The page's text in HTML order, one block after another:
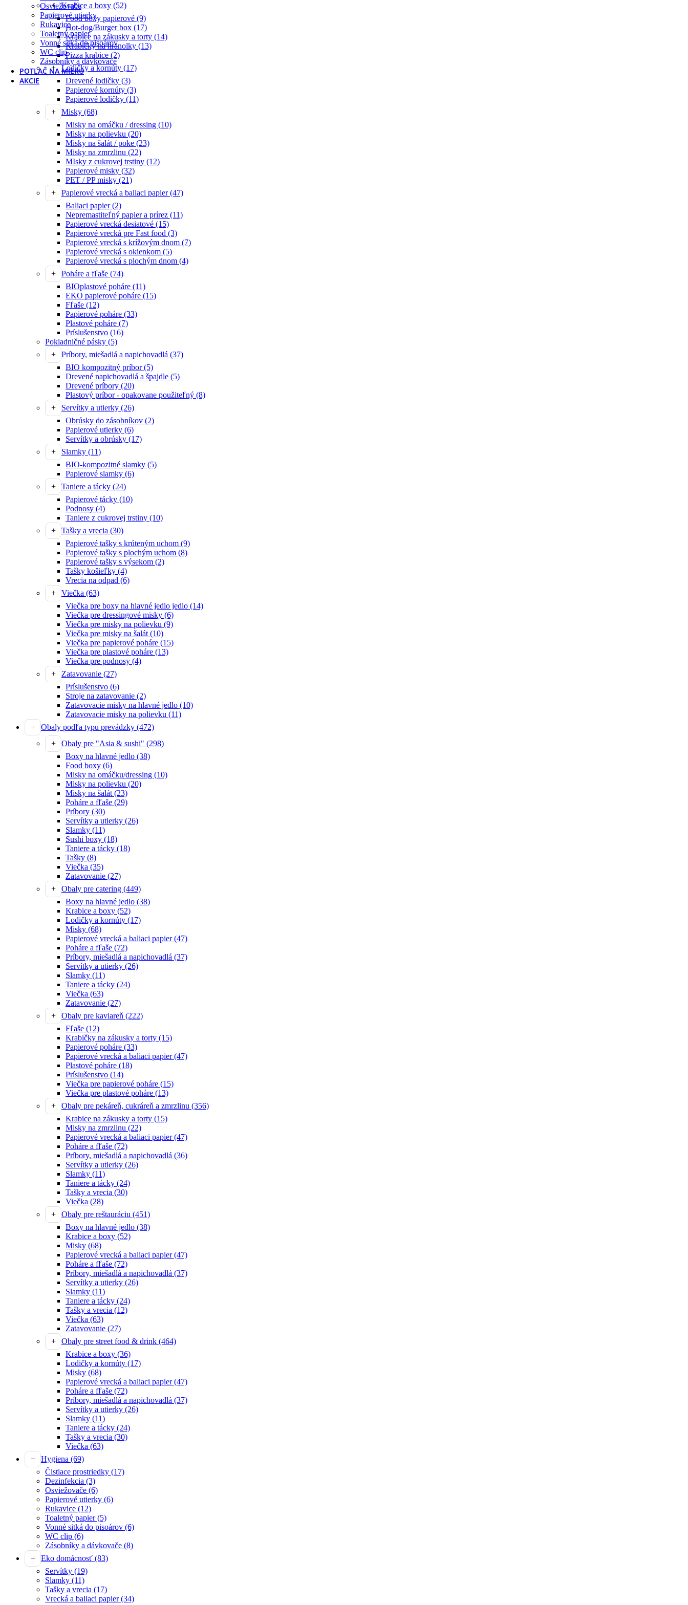
Osviežovače
Papierové utierky
Rukavice
Toaletný papier
Vonné sitká do pisoárov
WC clip
Zásobníky a dávkovače
POTLAČ NA MIERU
AKCIE
Krabice a boxy (52)
Food boxy papierové (9)
Hot-dog/Burger box (17)
Krabice na zákusky a torty (14)
Krabičky na hranolky (13)
Pizza krabice (2)
Lodičky a kornúty (17)
Drevené lodičky (3)
Papierové kornúty (3)
Papierové lodičky (11)
Misky (68)
Misky na omáčku / dressing (10)
Misky na polievku (20)
Misky na šalát / poke (23)
Misky na zmrzlinu (22)
MIsky z cukrovej trstiny (12)
Papierové misky (32)
PET / PP misky (21)
Papierové vrecká a baliaci papier(47)
Baliaci papier(2)
Nepremastiteľný papier a prírez (11)
Papierové vrecká desiatové (15)
Papierové vrecká pre Fast food (3)
Papierové vrecká s krížovým dnom (7)
Papierové vrecká s okienkom (5)
Papierové vrecká s plochým dnom (4)
Poháre a fľaše (74)
BIOplastové poháre (11)
EKO papierové poháre (15)
Fľaše (12)
Papierové poháre (33)
Plastové poháre (7)
Príslušenstvo (16)
Pokladničné pásky (5)
Príbory, miešadlá a napichovadlá (37)
BIO kompozitný príbor(5)
Drevené napichovadlá a špajdle (5)
Drevené príbory (20)
Plastový príbor - opakovane použiteľný (8)
Servítky a utierky (26)
Obrúsky do zásobníkov (2)
Papierové utierky (6)
Servítky a obrúsky (17)
Slamky (11)
BIO-kompozitné slamky (5)
Papierové slamky (6)
Taniere a tácky (24)
Papierové tácky (10)
Podnosy (4)
Taniere z cukrovej trstiny (10)
Tašky a vrecia (30)
Papierové tašky s krúteným uchom (9)
Papierové tašky s plochým uchom (8)
Papierové tašky s výsekom (2)
Tašky košieľky (4)
Vrecia na odpad (6)
Viečka (63)
Viečka pre boxy na hlavné jedlo jedlo (14)
Viečka pre dressingové misky (6)
Viečka pre misky na polievku (9)
Viečka pre misky na šalát (10)
Viečka pre papierové poháre (15)
Viečka pre plastové poháre (13)
Viečka pre podnosy (4)
Zatavovanie (27)
Príslušenstvo (6)
Stroje na zatavovanie (2)
Zatavovacie misky na hlavné jedlo (10)
Zatavovacie misky na polievku (11)
Obaly podľa typu prevádzky (472)
Obaly pre "Asia & sushi" (298)
Boxy na hlavné jedlo (38)
Food boxy (6)
Misky na omáčku/dressing (10)
Misky na polievku (20)
Misky na šalát (23)
Poháre a fľaše (29)
Príbory (30)
Servítky a utierky (26)
Slamky (11)
Sushi boxy (18)
Taniere a tácky (18)
Tašky (8)
Viečka (35)
Zatavovanie (27)
Obaly pre catering (449)
Boxy na hlavné jedlo (38)
Krabice a boxy (52)
Lodičky a kornúty (17)
Misky (68)
Papierové vrecká a baliaci papier(47)
Poháre a fľaše (72)
Príbory, miešadlá a napichovadlá (37)
Servítky a utierky (26)
Slamky (11)
Taniere a tácky (24)
Viečka (63)
Zatavovanie (27)
Obaly pre kaviareň (222)
Fľaše (12)
Krabičky na zákusky a torty (15)
Papierové poháre (33)
Papierové vrecká a baliaci papier(47)
Plastové poháre (18)
Príslušenstvo (14)
Viečka pre papierové poháre (15)
Viečka pre plastové poháre (13)
Obaly pre pekáreň, cukráreň a zmrzlinu (356)
Krabice na zákusky a torty (15)
Misky na zmrzlinu (22)
Papierové vrecká a baliaci papier(47)
Poháre a fľaše (72)
Príbory, miešadlá a napichovadlá (36)
Servítky a utierky (26)
Slamky (11)
Taniere a tácky (24)
Tašky a vrecia (30)
Viečka (28)
Obaly pre reštauráciu (451)
Boxy na hlavné jedlo (38)
Krabice a boxy (52)
Misky (68)
Papierové vrecká a baliaci papier(47)
Poháre a fľaše (72)
Príbory, miešadlá a napichovadlá (37)
Servítky a utierky (26)
Slamky (11)
Taniere a tácky (24)
Tašky a vrecia (12)
Viečka (63)
Zatavovanie (27)
Obaly pre street food & drink (464)
Krabice a boxy (36)
Lodičky a kornúty (17)
Misky (68)
Papierové vrecká a baliaci papier(47)
Poháre a fľaše (72)
Príbory, miešadlá a napichovadlá (37)
Servítky a utierky (26)
Slamky (11)
Taniere a tácky (24)
Tašky a vrecia (30)
Viečka (63)
Hygiena (69)
Čistiace prostriedky (17)
Dezinfekcia (3)
Osviežovače (6)
Papierové utierky (6)
Rukavice (12)
Toaletný papier(5)
Vonné sitká do pisoárov (6)
WC clip (6)
Zásobníky a dávkovače (8)
Eko domácnosť (83)
Servítky (19)
Slamky (11)
Tašky a vrecia (17)
Vrecká a baliaci papier(34)